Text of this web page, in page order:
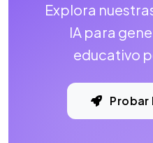
Explora
IA para
educativo
Probar